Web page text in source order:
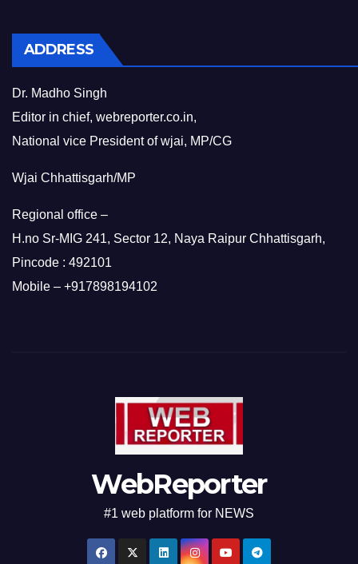
ADDRESS
Dr. Madho Singh
Editor in chief, webreporter.co.in,
National vice President of wjai, MP/CG
Wjai Chhattisgarh/MP
Regional office –
H.no Sr-MIG 241, Sector 12, Naya Raipur Chhattisgarh,
Pincode : 492101
Mobile – +917898194102
WebReporter
#1 web platform for NEWS